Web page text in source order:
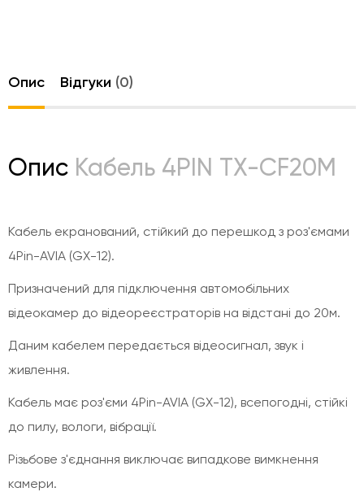
Опис Відгуки (0)
Опис Кабель 4PIN TX-CF20M
Кабель екранований, стійкий до перешкод з роз'ємами
4Pin-AVIA (GX-12).
Призначений для підключення автомобільних
відеокамер до відеореєстраторів на відстані до 20м.
Даним кабелем передається відеосигнал, звук і
живлення.
Кабель має роз'єми 4Pin-AVIA (GX-12), всепогодні, стійкі
до пилу, вологи, вібрації.
Різьбове з'єднання виключає випадкове вимкнення
камери.